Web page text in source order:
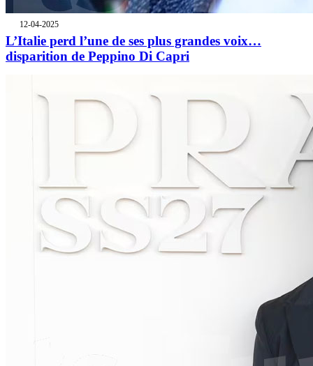
12-04-2025
L’Italie perd l’une de ses plus grandes voix…
disparition de Peppino Di Capri